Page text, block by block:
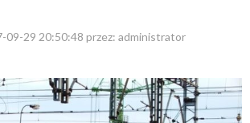
09-29 20:50:48 przez: administrator